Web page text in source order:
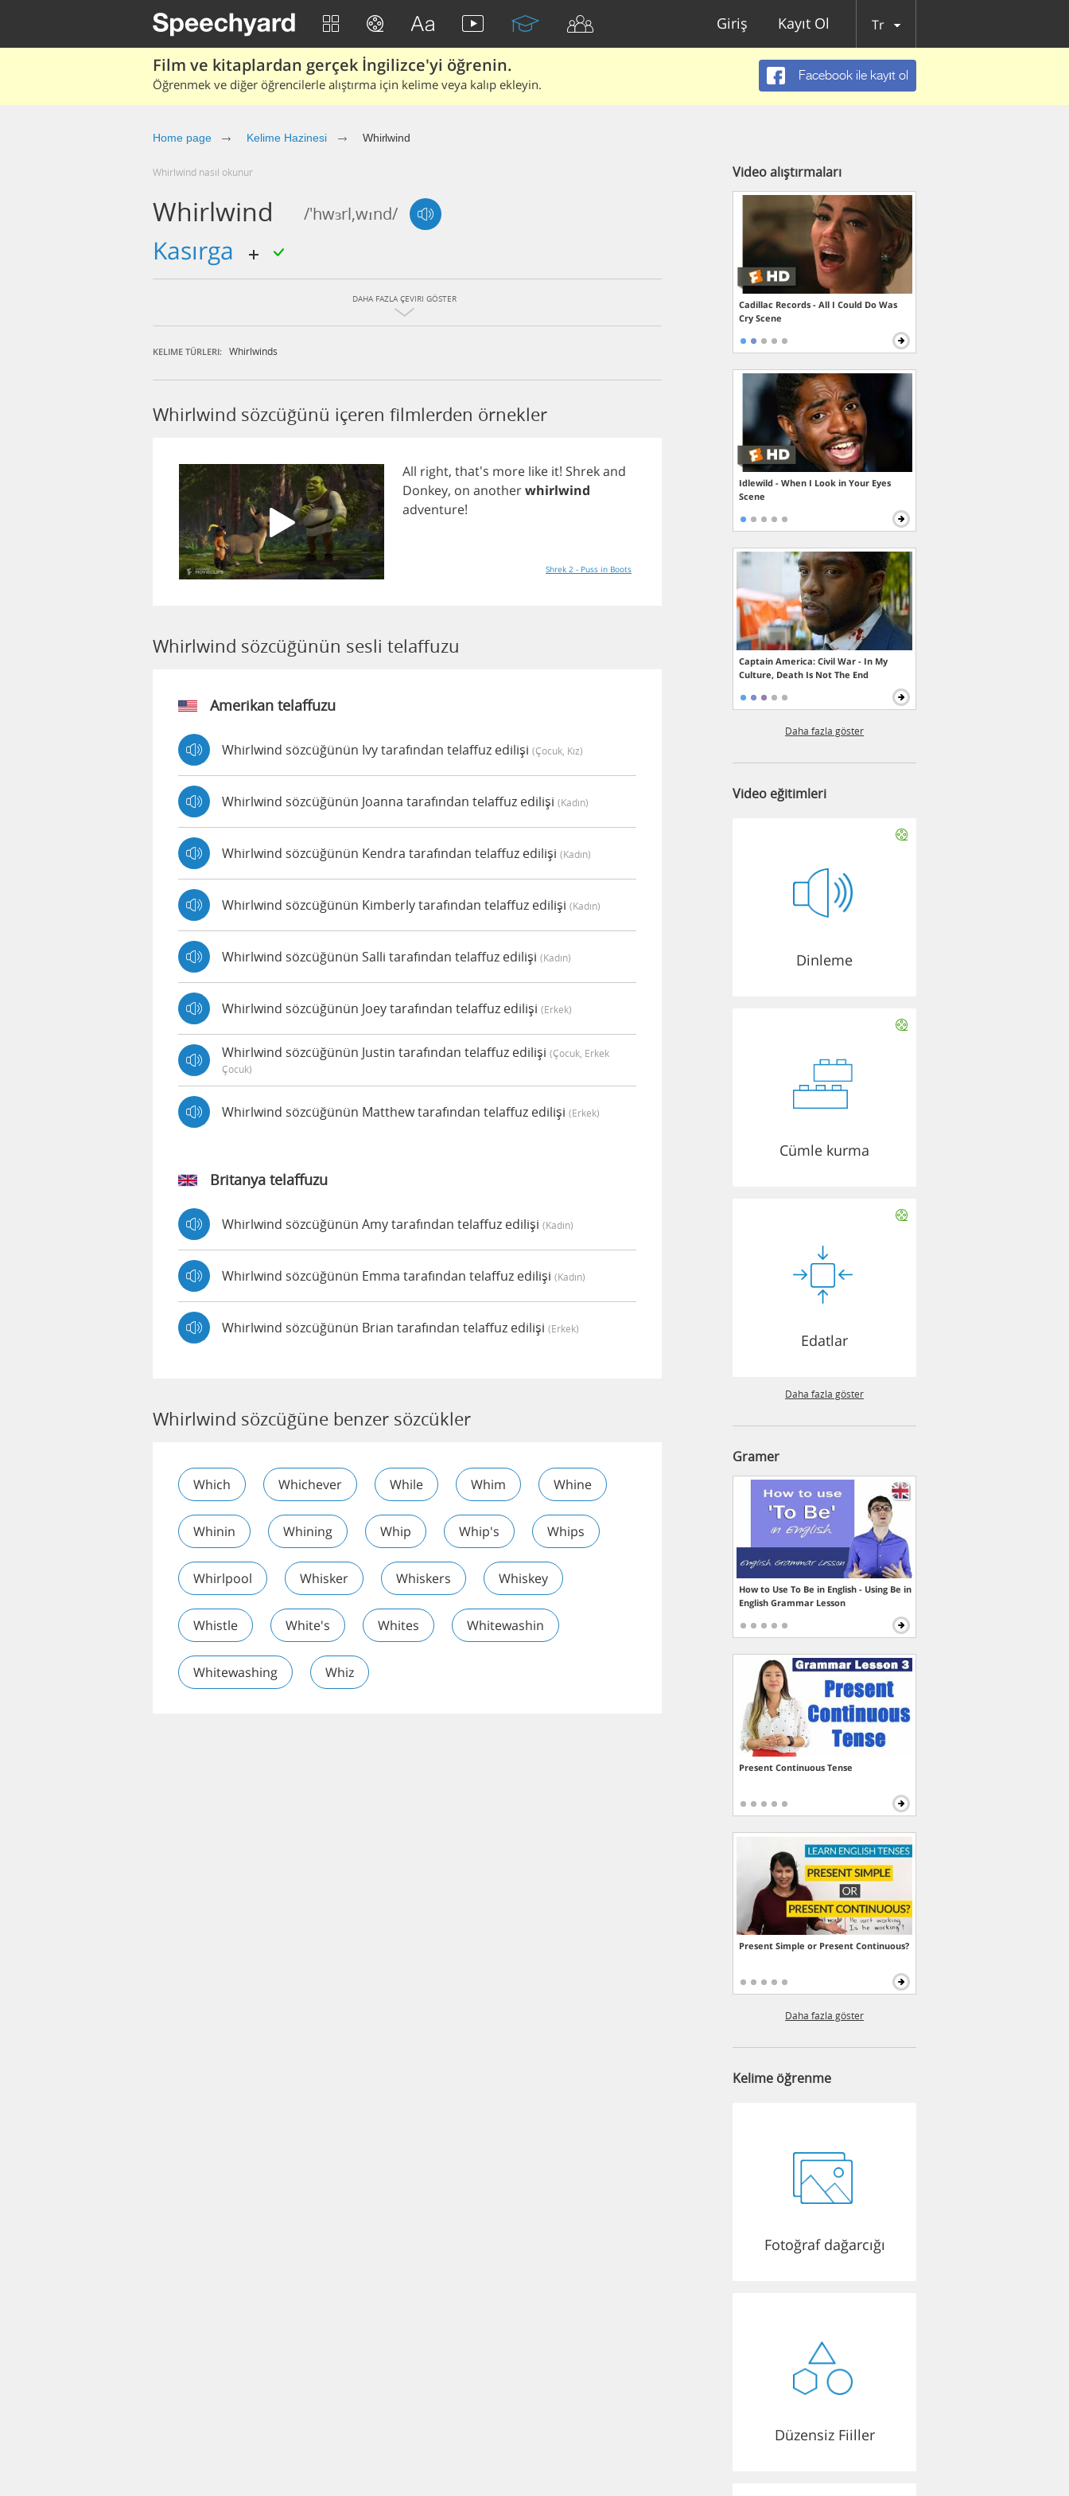
Giriş Kayıt Ol Tr
Film ve kitaplardan gerçek İngilizce'yi öğrenin.
Öğrenmek ve diğer öğrencilerle alıştırma için kelime veya kalıp ekleyin.
Facebook ile kayıt ol
Home page Kelime Hazinesi Whirlwind
whirlwind nasıl okunur
Whirlwind /'hwɜrl,wɪnd/
kasırga
DAHA FAZLA ÇEVIRI GÖSTER
KELIME TÜRLERI: Whirlwinds
Whirlwind sözcüğünü içeren filmlerden örnekler
All right, that's more like it! Shrekand
Donkey, on anotherwhirlwind
adventure!
Shrek 2 - Puss in Boots
Whirlwind sözcüğünün sesli telaffuzu
Amerikan telaffuzu
Whirlwind sözcüğünün Ivy tarafından telaffuz edilişi (çocuk, Kız)
Whirlwind sözcüğünün Joanna tarafından telaffuz edilişi (kadın)
Whirlwind sözcüğünün Kendra tarafından telaffuz edilişi (kadın)
Whirlwind sözcüğünün Kimberly tarafından telaffuz edilişi (kadın)
Whirlwind sözcüğünün Salli tarafından telaffuz edilişi (kadın)
Whirlwind sözcüğünün Joey tarafından telaffuz edilişi (erkek)
Whirlwind sözcüğünün Justin tarafından telaffuz edilişi (çocuk, Erkek
Çocuk)
Whirlwind sözcüğünün Matthew tarafından telaffuz edilişi (erkek)
Britanya telaffuzu
Whirlwind sözcüğünün Amy tarafından telaffuz edilişi (kadın)
Whirlwind sözcüğünün Emma tarafından telaffuz edilişi (kadın)
Whirlwind sözcüğünün Brian tarafından telaffuz edilişi (erkek)
Whirlwind sözcüğüne benzer sözcükler
Which Whichever While Whim Whine
Whinin Whining Whip Whip's Whips
Whirlpool Whisker Whiskers Whiskey
Whistle White's Whites Whitewashin
Whitewashing Whiz
Video alıştırmaları
Cadillac Records - All I Could Do Was
Cry Scene
Idlewild - When I Look in Your Eyes
Scene
Captain America: Civil War - In My
Culture, Death Is Not The End
Daha fazla göster
Video eğitimleri
Dinleme
Cümle kurma
Edatlar
Daha fazla göster
Gramer
How to Use To Be in English - Using Be in
English Grammar Lesson
Present Continuous Tense
Present Simple or Present Continuous?
Daha fazla göster
Kelime öğrenme
Fotoğraf dağarcığı
Düzensiz Fiiller